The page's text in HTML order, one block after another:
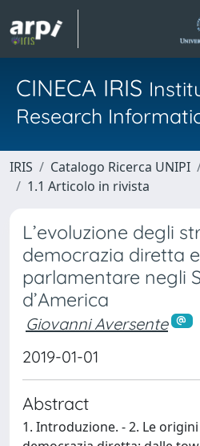
CINECA IRIS
Research
IRIS Catalogo Ricerca UNIPI
1.1 Articolo in rivista
L’evoluzione degli
democrazia diretta
parlamentare negli
d’America
Giovanni Aversente
2019-01-01
Abstract
1. Introduzione. - 2. Le